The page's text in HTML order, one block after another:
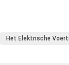
Het Elektrische